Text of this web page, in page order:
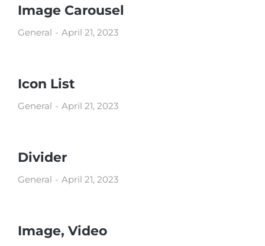
Image Carousel
General April 21, 2023
Icon List
General April 21, 2023
Divider
General April 21, 2023
Image, Video